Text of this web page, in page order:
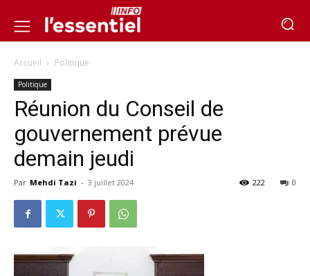
Accueil Politique
Politique
Réunion du Conseil de
gouvernement prévue
demain jeudi
Par Mehdi Tazi - 3 juillet 2024 0
222